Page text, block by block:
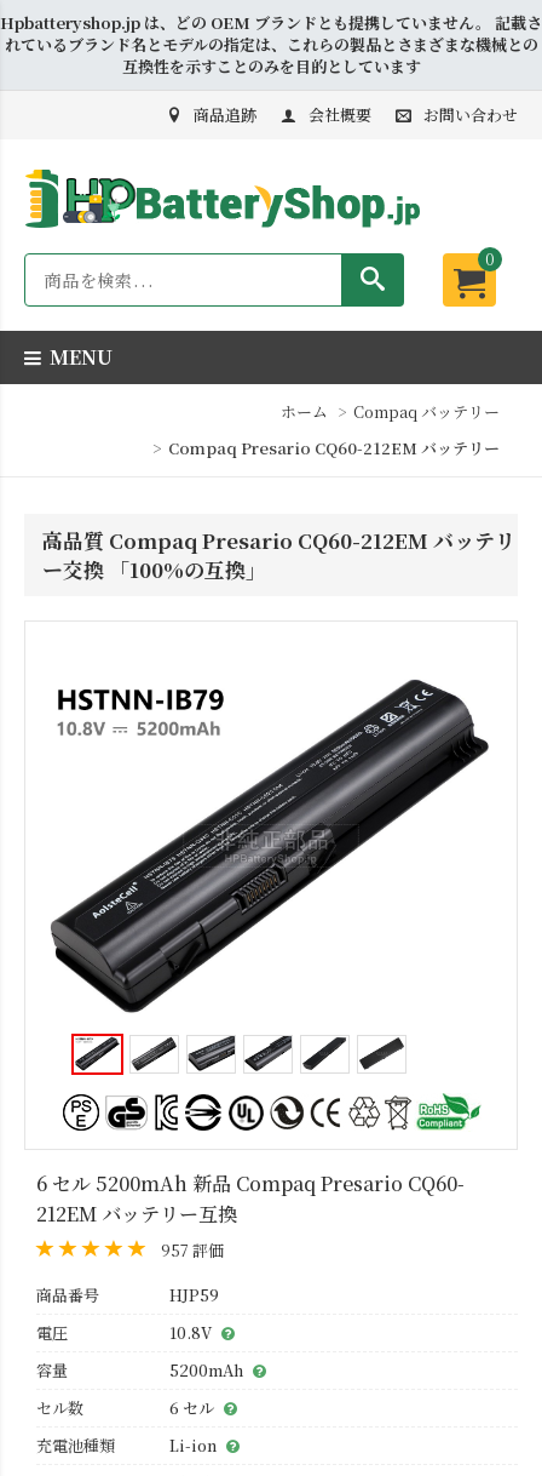
Hpbatteryshop.jp は、どの OEM ブランドとも提携していません。 記載さ
れているブランド名とモデルの指定は、これらの製品とさまざまな機械との
互換性を示すことのみを目的としています
商品追跡 会社概要 お問い合わせ
0
MENU
ホーム
Compaq バッテリー
Compaq Presario CQ60-212EM バッテリー
高品質 Compaq Presario CQ60-212EM バッテリ
ー交換 「100%の互換」
6 セル 5200mAh 新品 Compaq Presario CQ60-
212EM バッテリー互換
957 評価
商品番号
HJP59
電圧
10.8V
容量
5200mAh
セル数
6 セル
充電池種類
Li-ion